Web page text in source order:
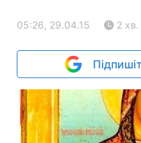
05:26, 29.04.15 2 хв.